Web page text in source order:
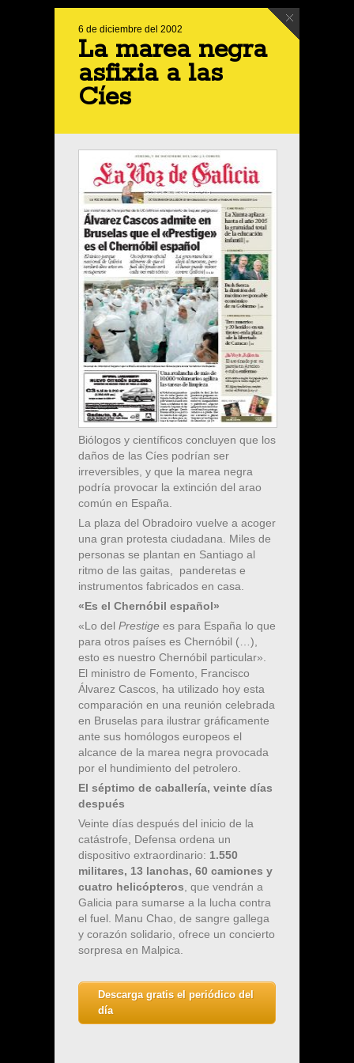
6 de diciembre del 2002
La marea negra
asfixia a las
Cíes
Biólogos y científicos concluyen que los
daños de las Cíes podrían ser
irreversibles, y que la marea negra
podría provocar la extinción del arao
común en España.
La plaza del Obradoiro vuelve a acoger
una gran protesta ciudadana. Miles de
personas se plantan en Santiago al
ritmo de las gaitas, panderetas e
instrumentos fabricados en casa.
«Es el Chernóbil español»
«Lo del Prestige es para España lo que
para otros países es Chernóbil (…),
esto es nuestro Chernóbil particular».
El ministro de Fomento, Francisco
Álvarez Cascos, ha utilizado hoy esta
comparación en una reunión celebrada
en Bruselas para ilustrar gráficamente
ante sus homólogos europeos el
alcance de la marea negra provocada
por el hundimiento del petrolero.
El séptimo de caballería, veinte días
después
Veinte días después del inicio de la
catástrofe, Defensa ordena un
dispositivo extraordinario: 1.550
militares, 13 lanchas, 60 camiones y
cuatro helicópteros , que vendrán a
Galicia para sumarse a la lucha contra
el fuel. Manu Chao, de sangre gallega
y corazón solidario, ofrece un concierto
sorpresa en Malpica.
Descarga gratis el periódico del
día